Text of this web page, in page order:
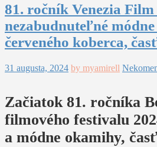
81. ročník Venezia
nezabudnuteľné
červeného koberca,
31 augusta, 2024 by myamirell
Začiatok 81. ročníka
filmového festivalu
a módne okamihy,